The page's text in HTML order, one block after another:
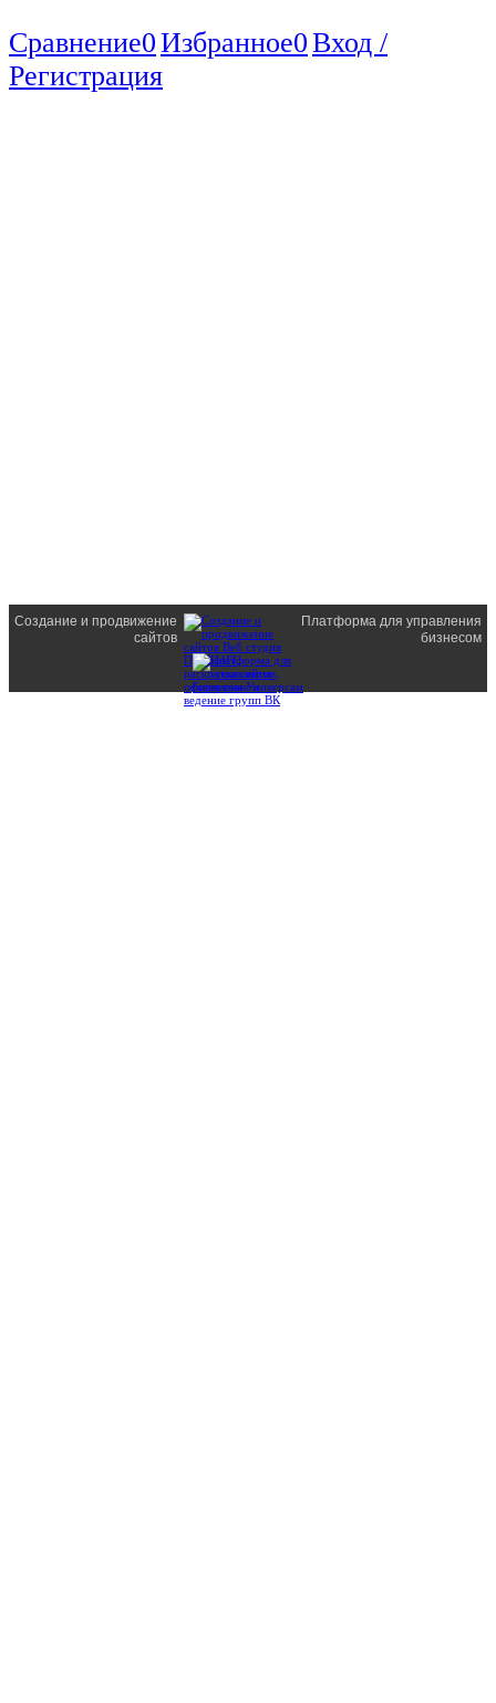
Сравнение0Избранное0Вход /
Регистрация
Создание и продвижение
сайтов
Платформа для управления
бизнесом